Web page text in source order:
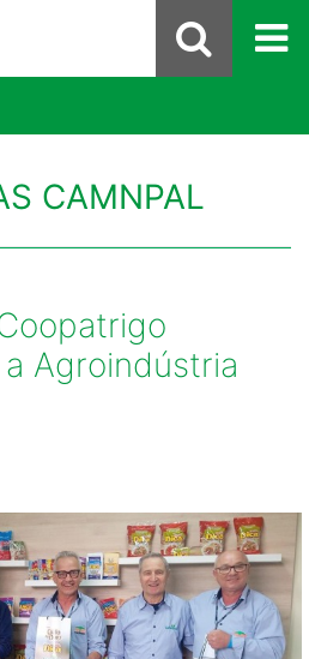
CAMNPAL
Agroindústria